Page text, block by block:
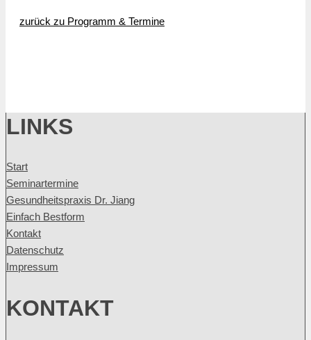
zurück zu Programm & Termine
LINKS
Start
Seminartermine
Gesundheitspraxis Dr. Jiang
Einfach Bestform
Kontakt
Datenschutz
Impressum
KONTAKT